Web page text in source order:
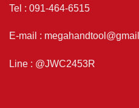
Tel : 091-464-6515
E-mail :
Line : @JWC2453R